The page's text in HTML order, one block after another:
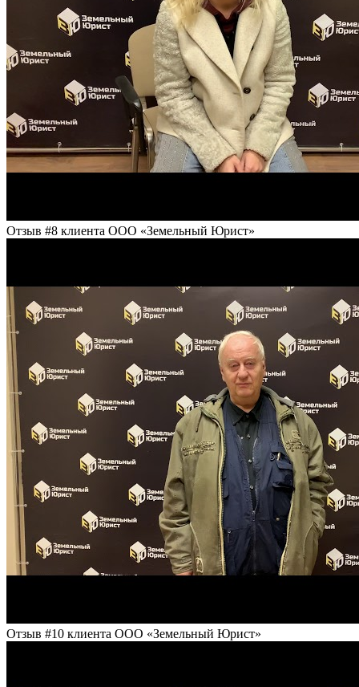
Отзыв #8 клиента ООО «Земельный Юрист»
Отзыв #10 клиента ООО «Земельный Юрист»